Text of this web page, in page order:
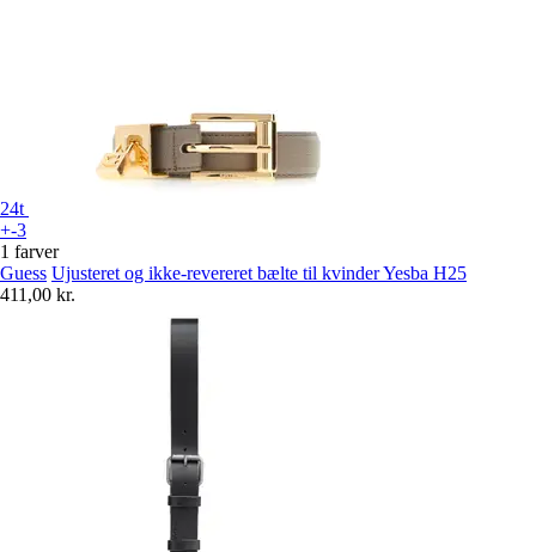
24t
+-3
1 farver
Guess Ujusteret og ikke-revereret bælte til kvinder Yesba H25
411,00 kr.